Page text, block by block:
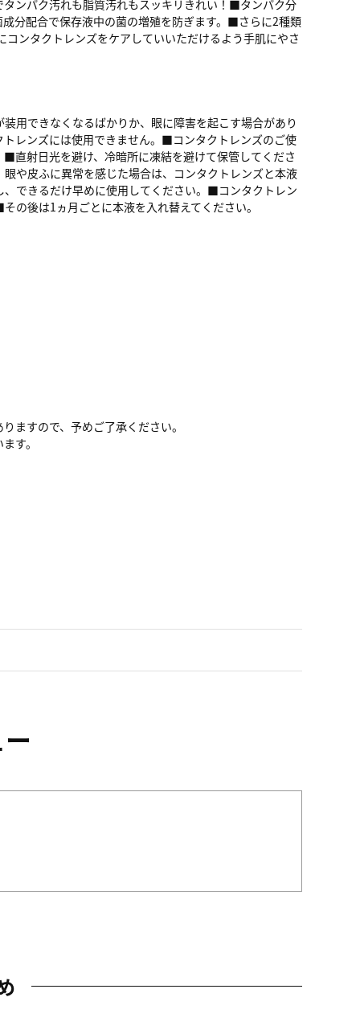
ンパク汚れも脂質汚れもスッキリきれい！■タンパク分
分配合で保存液中の菌の増殖を防ぎます。■さらに2種類
ンタクトレンズをケアしていいただけるよう手肌にやさ
用できなくなるばかりか、眼に障害を起こす場合があり
レンズには使用できません。■コンタクトレンズのご使
直射日光を避け、冷暗所に凍結を避けて保管してくださ
や皮ふに異常を感じた場合は、コンタクトレンズと本液
できるだけ早めに使用してください。■コンタクトレン
の後は1ヵ月ごとに本液を入れ替えてください。
ますので、予めご了承ください。
す。